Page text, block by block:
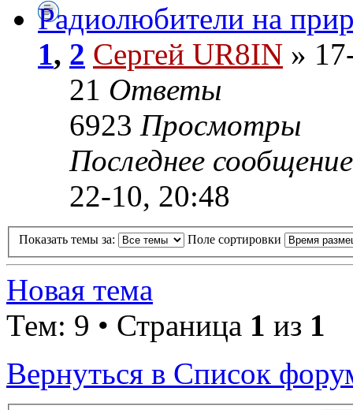
Радиолюбители на
1, 2 Сергей UR8IN »
21 Ответы
6923 Просмотры
Последнее
22-10, 20:48
Показать темы за: Поле сортировки
Новая тема
Тем: 9 • Страница 1 из 1
Вернуться в Список